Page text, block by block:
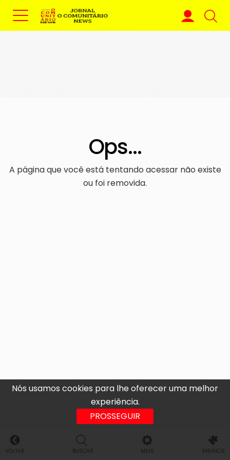
Nós usamos cookies para lhe oferecer uma melhor
experiência.
PROSSEGUIR
Ops...
A página que você está tentando acessar não existe
ou foi removida.
VOLTAR BUSCAR MAIS ANUNCIE